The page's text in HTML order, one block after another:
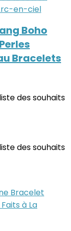
Boho
Bracelets
des souhaits
des souhaits